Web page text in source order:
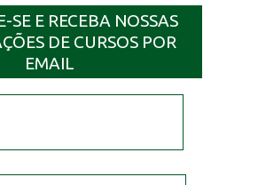
SE E RECEBA NOSSAS
DE CURSOS POR
EMAIL